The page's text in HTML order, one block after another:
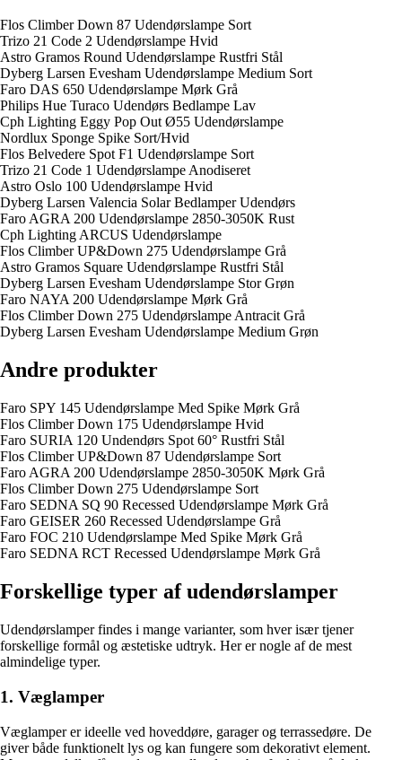
Flos Climber Down 87 Udendørslampe Sort
Trizo 21 Code 2 Udendørslampe Hvid
Astro Gramos Round Udendørslampe Rustfri Stål
Dyberg Larsen Evesham Udendørslampe Medium Sort
Faro DAS 650 Udendørslampe Mørk Grå
Philips Hue Turaco Udendørs Bedlampe Lav
Cph Lighting Eggy Pop Out Ø55 Udendørslampe
Nordlux Sponge Spike Sort/Hvid
Flos Belvedere Spot F1 Udendørslampe Sort
Trizo 21 Code 1 Udendørslampe Anodiseret
Astro Oslo 100 Udendørslampe Hvid
Dyberg Larsen Valencia Solar Bedlamper Udendørs
Faro AGRA 200 Udendørslampe 2850-3050K Rust
Cph Lighting ARCUS Udendørslampe
Flos Climber UP&Down 275 Udendørslampe Grå
Astro Gramos Square Udendørslampe Rustfri Stål
Dyberg Larsen Evesham Udendørslampe Stor Grøn
Faro NAYA 200 Udendørslampe Mørk Grå
Flos Climber Down 275 Udendørslampe Antracit Grå
Dyberg Larsen Evesham Udendørslampe Medium Grøn
Andre produkter
Faro SPY 145 Udendørslampe Med Spike Mørk Grå
Flos Climber Down 175 Udendørslampe Hvid
Faro SURIA 120 Undendørs Spot 60° Rustfri Stål
Flos Climber UP&Down 87 Udendørslampe Sort
Faro AGRA 200 Udendørslampe 2850-3050K Mørk Grå
Flos Climber Down 275 Udendørslampe Sort
Faro SEDNA SQ 90 Recessed Udendørslampe Mørk Grå
Faro GEISER 260 Recessed Udendørslampe Grå
Faro FOC 210 Udendørslampe Med Spike Mørk Grå
Faro SEDNA RCT Recessed Udendørslampe Mørk Grå
Forskellige typer af udendørslamper
Udendørslamper findes i mange varianter, som hver især tjener
forskellige formål og æstetiske udtryk. Her er nogle af de mest
almindelige typer.
1. Væglamper
Væglamper er ideelle ved hoveddøre, garager og terrassedøre. De
giver både funktionelt lys og kan fungere som dekorativt element.